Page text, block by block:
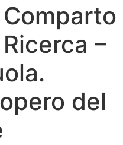
–
del